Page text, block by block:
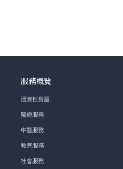
服務概覽
過渡性房屋
醫療服務
中醫服務
教育服務
社會服務